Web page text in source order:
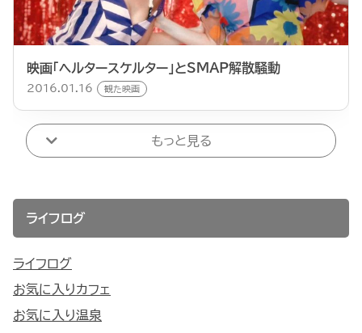
映画「ヘルタースケルター」とSMAP解散騒動
2016.01.16 観た映画
もっと見る
ライフログ
ライフログ
お気に入りカフェ
お気に入り温泉